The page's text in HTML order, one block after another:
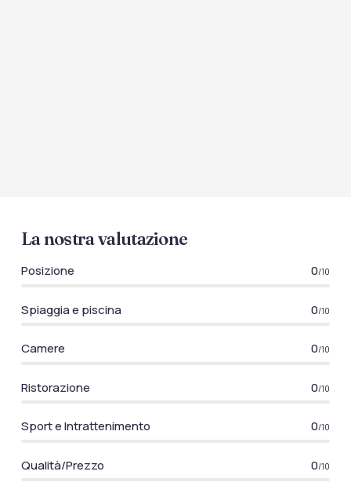
La nostra valutazione
Posizione 0/10
Spiaggia e piscina 0/10
Camere 0/10
Ristorazione 0/10
Sport e Intrattenimento 0/10
Qualità/Prezzo 0/10